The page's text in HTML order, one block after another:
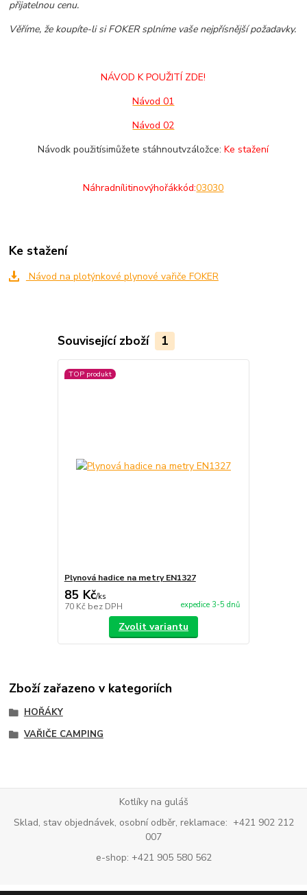
přijatelnou cenu.
Věříme, že koupíte-li si FOKER splníme vaše nejpřísnější požadavky.
NÁVOD K POUŽITÍ ZDE!
Návod 01
Návod 02
Návodk použitísimůžete stáhnoutvzáložce:Ke stažení
Náhradnílitinovýhořákkód:03030
Ke stažení
Návod na plotýnkové plynové vařiče FOKER
Související zboží 1
TOP produkt
Plynová hadice na metry EN1327
85 Kč/ks
70 Kč bez DPH expedice 3-5 dnů
Zvolit variantu
Zboží zařazeno v kategoriích
HOŘÁKY
VAŘIČE CAMPING
Kotlíky na guláš
Sklad, stav objednávek, osobní odběr, reklamace: +421 902 212
007
e-shop: +421 905 580 562